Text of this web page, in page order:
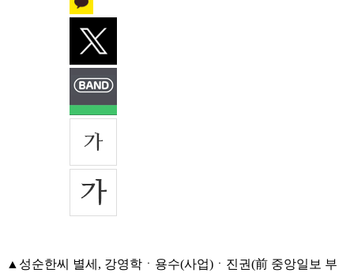
▲성순한씨 별세, 강영학ㆍ용수(사업)ㆍ진권(前 중앙일보 부